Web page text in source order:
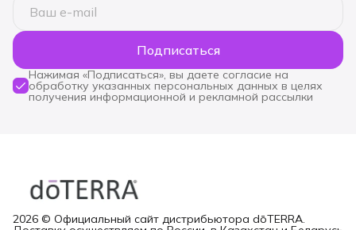
Подписаться
Нажимая «Подписаться», вы даете согласие на
обработку указанных персональных данных в целях
получения информационной и рекламной рассылки
2026 © Официальный сайт дистрибьютора dōTERRA.